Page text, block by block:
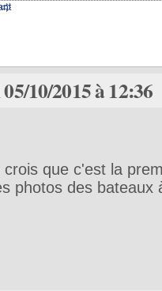
10/2015 à 12:36
que c'est la
photos des bateaux